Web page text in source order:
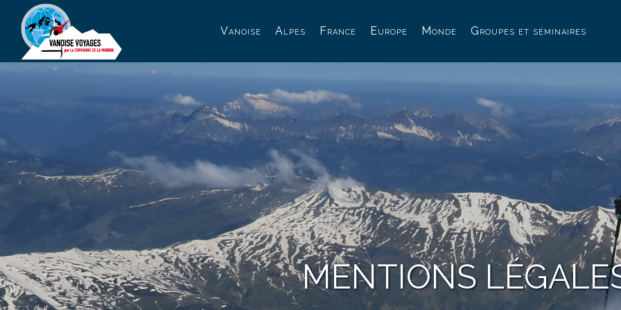
Vanoise Alpes France Europe Monde Groupes et séminaires
MENTIONS
Panneau de gestion des cookies